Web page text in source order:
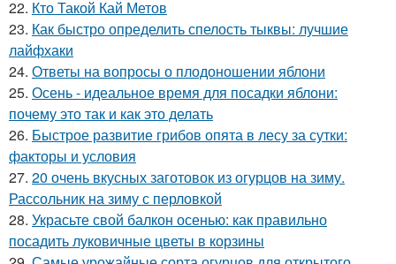
22. Кто Такой Кай Метов
23. Как быстро определить спелость тыквы: лучшие
лайфхаки
24. Ответы на вопросы о плодоношении яблони
25. Осень - идеальное время для посадки яблони:
почему это так и как это делать
26. Быстрое развитие грибов опята в лесу за сутки:
факторы и условия
27. 20 очень вкусных заготовок из огурцов на зиму.
Рассольник на зиму с перловкой
28. Украсьте свой балкон осенью: как правильно
посадить луковичные цветы в корзины